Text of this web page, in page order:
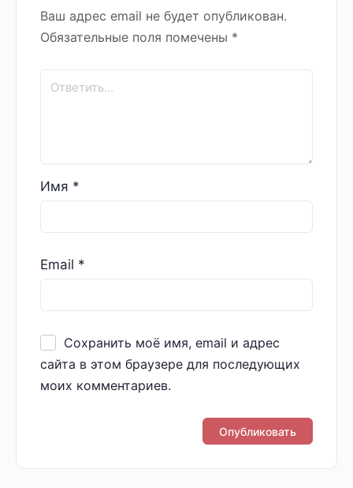
Ваш адрес email не будет опубликован.
Обязательные поля помечены *
Имя *
Email *
Сохранить моё имя, email и адрес
сайта в этом браузере для последующих
моих комментариев.